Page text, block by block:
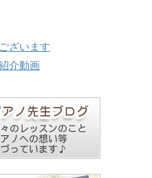
ざいます
介動画